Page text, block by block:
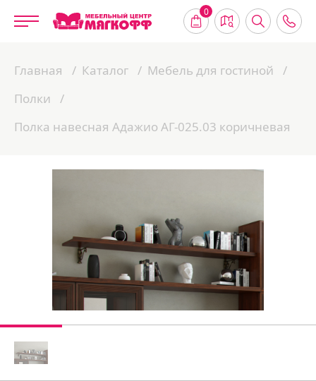
0
Главная Каталог
Мебель для гостиной
Полки
Полка навесная Адажио АГ-025.03 коричневая